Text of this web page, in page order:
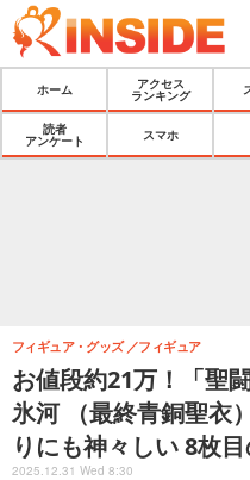
ホーム
アクセス
ランキング
読者
アンケート
スマホ
お値段約21万！「聖
氷河 （最終青銅聖衣
りにも神々しい 8枚
フィギュア・グッズ フィギュア
2025.12.31 Wed 8:30